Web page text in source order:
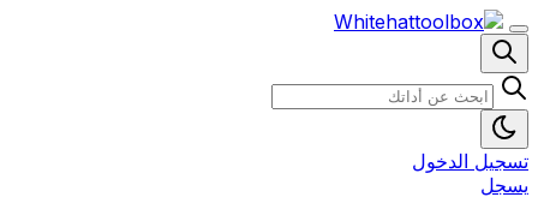
تسجيل الدخول
يسجل